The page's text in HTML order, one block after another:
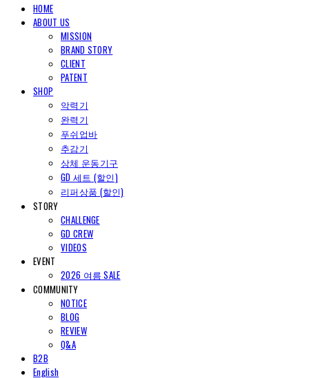
HOME
ABOUT US
MISSION
BRAND STORY
CLIENT
PATENT
SHOP
악력기
완력기
푸쉬업바
추감기
상체 운동기구
GD 세트 (할인)
리퍼상품 (할인)
STORY
CHALLENGE
GD CREW
VIDEOS
EVENT
2026 여름 SALE
COMMUNITY
NOTICE
BLOG
REVIEW
Q&A
B2B
English